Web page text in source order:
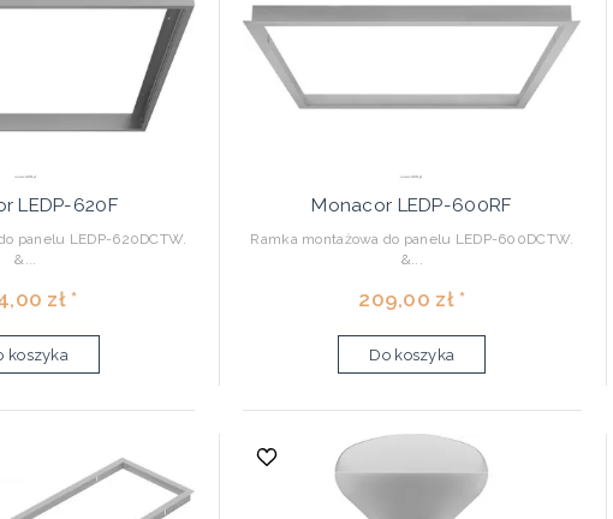
LEDP-620F
panelu LEDP-620DCTW.
&...
zł *
koszyka
Monacor LEDP-600RF
Ramka montażowa do panelu LEDP-600DCTW.
&...
209,00 zł *
Do koszyka